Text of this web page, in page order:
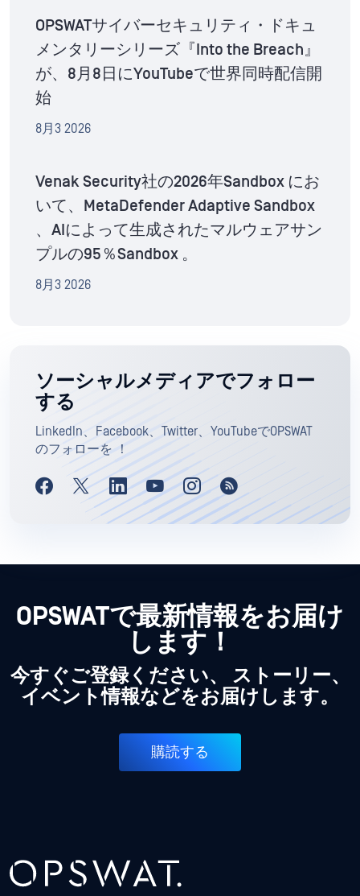
OPSWATサイバーセキュリティ・ドキュ
メンタリーシリーズ『Into the Breach』
が、8月8日にYouTubeで世界同時配信開
始
8月3 2026
Venak Security社の2026年Sandbox にお
いて、MetaDefender Adaptive Sandbox
、AIによって生成されたマルウェアサン
プルの95％Sandbox 。
8月3 2026
ソーシャルメディアでフォロー
する
LinkedIn、Facebook、Twitter、YouTubeでOPSWAT
のフォローを ！
OPSWATで最新情報をお届け
します！
今すぐご登録ください、 ストーリー、
イベント情報などをお届けします。
購読する